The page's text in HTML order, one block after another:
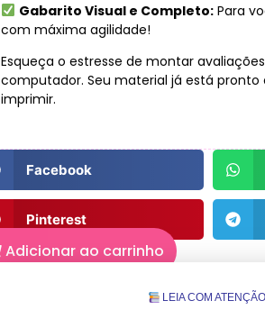
Gabarito Visual e Completo:Para
com máxima agilidade!
Esqueça o estresse de montar
computador. Seu material já está pronto
imprimir.
Facebook
Pinterest
Adicionar ao carrinho
LEIA COM